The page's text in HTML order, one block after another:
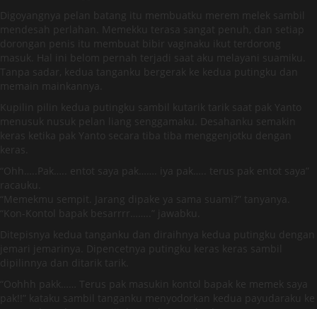
Digoyangnya pelan batang itu membuatku merem melek sambil
mendesah perlahan. Memekku terasa sangat penuh, dan setiap
dorongan penis itu membuat bibir vaginaku ikut terdorong
masuk. Hal ini belom pernah terjadi saat aku melayani suamiku.
Tanpa sadar, kedua tanganku bergerak ke kedua putingku dan
memain mainkannya.
Kupilin pilin kedua putingku sambil kutarik tarik saat pak Yanto
menusuk nusuk pelan liang senggamaku. Desahanku semakin
keras ketika pak Yanto secara tiba tiba menggenjotku dengan
keras.
“Ohh…..Pak….. entot saya pak……. iya pak….. terus pak entot saya”
racauku.
“Memekmu sempit. Jarang dipake ya sama suami?” tanyanya.
“Kon-Kontol bapak besarrrr……..” jawabku.
Ditepisnya kedua tanganku dan diraihnya kedua putingku dengan
jemari jemarinya. Dipencetnya putingku keras keras sambil
dipilinnya dan ditarik tarik.
“Oohhh pakk…… Terus pak masukin kontol bapak ke memek saya
pak!!” kataku sambil tanganku menyodorkan kedua payudaraku ke